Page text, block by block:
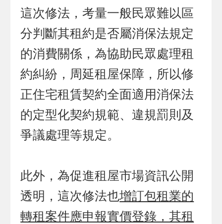
這次修法，考量一般民眾難以區
分判斷其租約是否屬消保法規定
的消費關係，為協助民眾處理租
約糾紛，周延租屋保障，所以修
正住宅租賃契約全面適用消保法
的定型化契約規範、違規罰則及
爭議處理等規定。
此外，為促進租屋市場資訊公開
透明，這次修法也增訂包租業的
轉租案件應申報實價登錄，其租